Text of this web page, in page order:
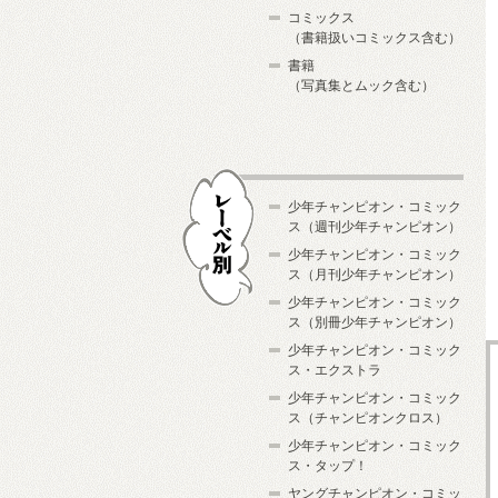
コミックス
（書籍扱いコミックス含む）
書籍
（写真集とムック含む）
少年チャンピオン・コミック
ス（週刊少年チャンピオン）
少年チャンピオン・コミック
ス（月刊少年チャンピオン）
少年チャンピオン・コミック
ス（別冊少年チャンピオン）
少年チャンピオン・コミック
ス・エクストラ
少年チャンピオン・コミック
ス（チャンピオンクロス）
少年チャンピオン・コミック
ス・タップ！
ヤングチャンピオン・コミッ